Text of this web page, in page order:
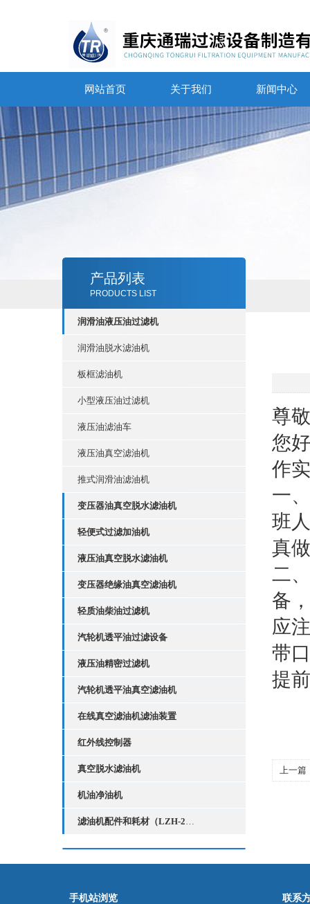
网站首页 关于我们 新闻中心
产品列表
PRODUCTS LIST
润滑油液压油过滤机
润滑油脱水滤油机
板框滤油机
小型液压油过滤机
液压油滤油车
液压油真空滤油机
推式润滑油滤油机
变压器油真空脱水滤油机
轻便式过滤加油机
液压油真空脱水滤油机
变压器绝缘油真空滤油机
轻质油柴油过滤机
汽轮机透平油过滤设备
液压油精密过滤机
汽轮机透平油真空滤油机
在线真空滤油机滤油装置
红外线控制器
真空脱水滤油机
机油净油机
滤油机配件和耗材（LZH-2红外线液位控制器）
尊
您
作
一
班
真
二
备
应
带
提
上一篇
手机站浏览 联系